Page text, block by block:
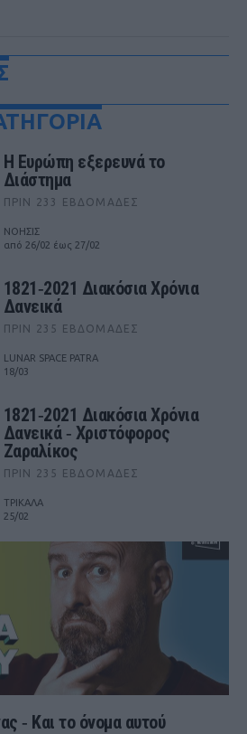
Η Ευρώπη εξερευνά το
Διάστημα
ΠΡΙΝ 233 ΕΒΔΟΜΆΔΕΣ
ΝΟΗΣΙΣ
από 26/02 έως 27/02
1821‑2021 Διακόσια Χρόνια
Δανεικά
ΠΡΙΝ 235 ΕΒΔΟΜΆΔΕΣ
LUNAR SPACE PATRA
18/03
1821‑2021 Διακόσια Χρόνια
Δανεικά ‑ Χριστόφορος
Ζαραλίκος
ΠΡΙΝ 235 ΕΒΔΟΜΆΔΕΣ
ΤΡΙΚΑΛΑ
25/02
‑ Kαι το όνομα αυτού